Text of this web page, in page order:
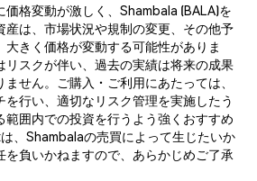
格変動が激しく、Shambala (BALA)を
産は、市場状況や規制の変更、その他予
きく価格が変動する可能性がありま
リスクが伴い、過去の実績は将来の成果
せん。ご購入・ご利用にあたっては、
を行い、適切なリスク管理を実施したう
範囲内での投資を行うよう強くおすすめ
、Shambalaの売買によって生じたいか
を負いかねますので、あらかじめご了承